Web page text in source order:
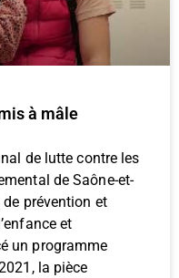
à mâle
de lutte contre les
de Saône-et-
de prévention et
et
un programme
la pièce